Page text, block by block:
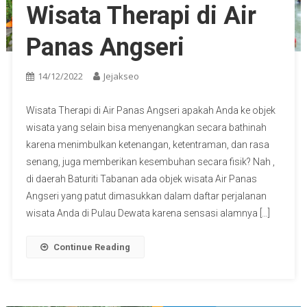
Wisata Therapi di Air
Panas Angseri
14/12/2022 Jejakseo
Wisata Therapi di Air Panas Angseri apakah Anda ke objek
wisata yang selain bisa menyenangkan secara bathinah
karena menimbulkan ketenangan, ketentraman, dan rasa
senang, juga memberikan kesembuhan secara fisik? Nah ,
di daerah Baturiti Tabanan ada objek wisata Air Panas
Angseri yang patut dimasukkan dalam daftar perjalanan
wisata Anda di Pulau Dewata karena sensasi alamnya […]
Continue Reading